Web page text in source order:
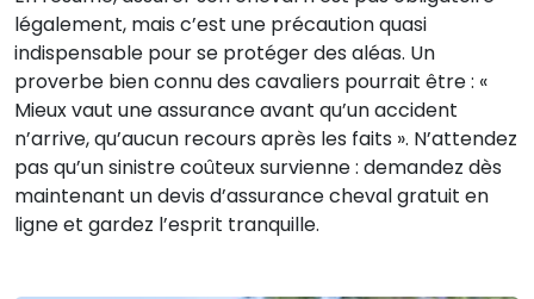
légalement, mais c’est une précaution quasi
indispensable pour se protéger des aléas. Un
proverbe bien connu des cavaliers pourrait être : «
Mieux vaut une assurance avant qu’un accident
n’arrive, qu’aucun recours après les faits ». N’attendez
pas qu’un sinistre coûteux survienne : demandez dès
maintenant un devis d’assurance cheval gratuit en
ligne et gardez l’esprit tranquille.